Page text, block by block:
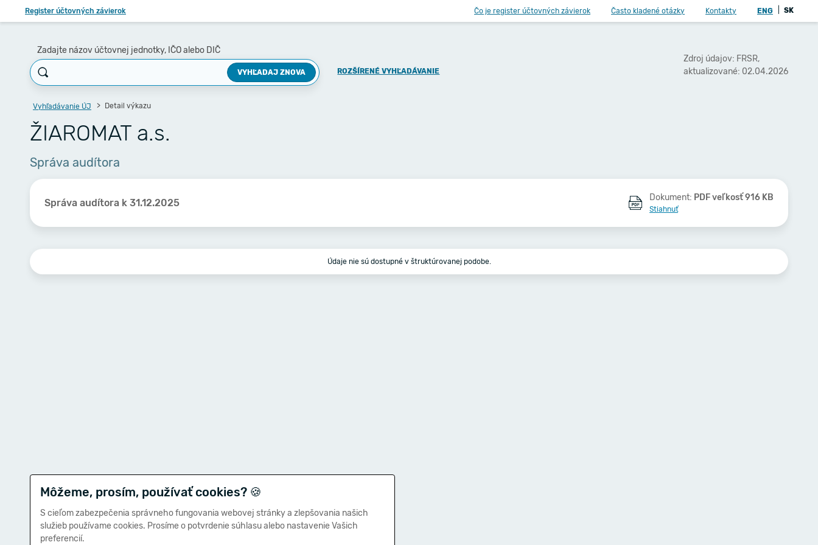
Register účtovných závierok Čo je register účtovných závierok Často kladené otázky Kontakty ENG SK
Zadajte názov účtovnej jednotky, IČO alebo DIČ
VYHĽADAJ ZNOVA ROZŠÍRENÉ VYHĽADÁVANIE
Zdroj údajov: FRSR,
aktualizované: 02.04.2026
Vyhľadávanie ÚJ Detail výkazu
ŽIAROMAT a.s.
Správa audítora
Správa audítora k 31.12.2025 Dokument: PDF veľkosť 916 KB
Stiahnuť
Údaje nie sú dostupné v štruktúrovanej podobe.
Môžeme, prosím, používať cookies? 🍪
S cieľom zabezpečenia správneho fungovania webovej stránky a zlepšovania našich
služieb používame cookies. Prosíme o potvrdenie súhlasu alebo nastavenie Vašich
preferencií.